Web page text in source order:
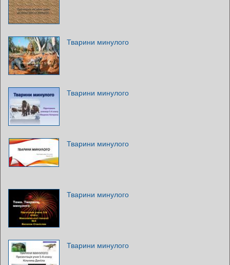
Тварини минулого
Тварини минулого
Тварини минулого
Тварини минулого
Тварини минулого